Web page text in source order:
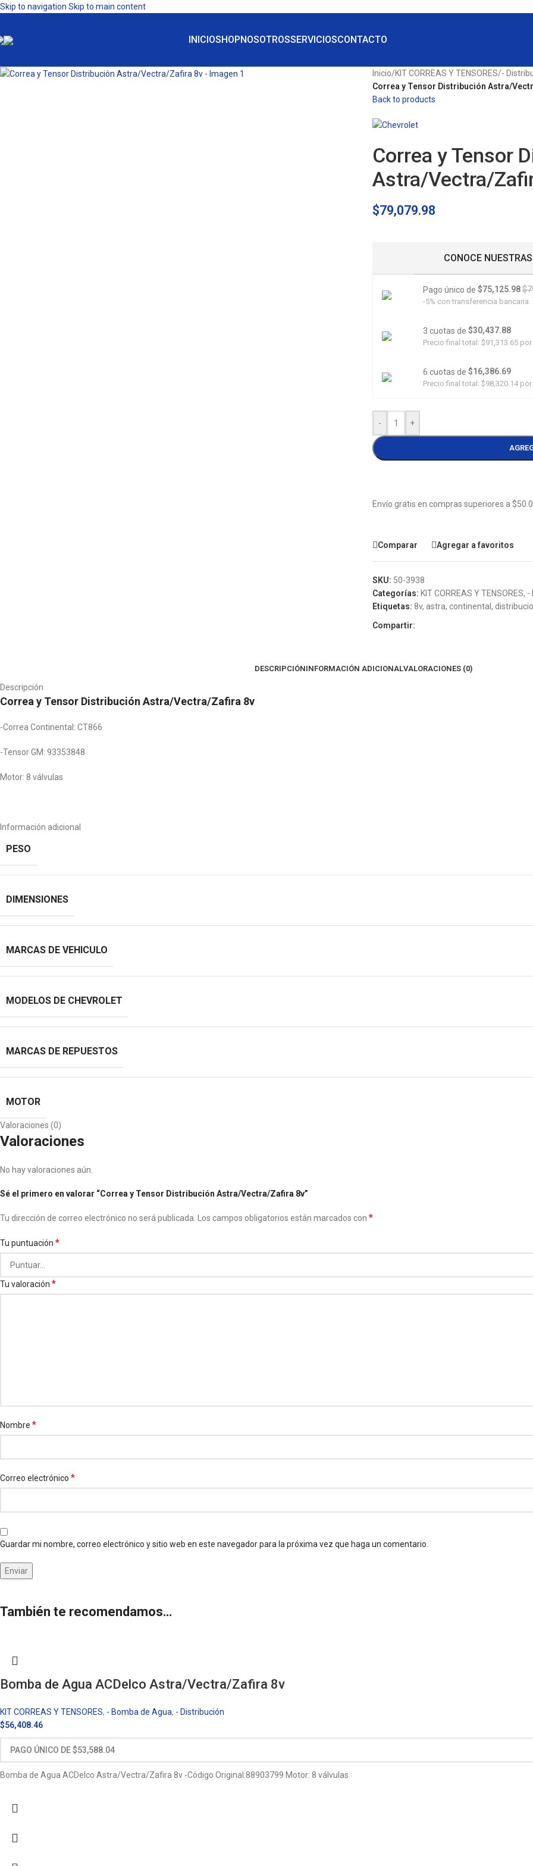
Skip to navigation Skip to main content
INICIOSHOPNOSOTROSSERVICIOSCONTACTO
Inicio/KIT CORREAS Y TENSORES/-
Correa y Tensor Distribución Astra/
Back to products
Correa y Tensor
Astra/Vectra/
$79,079.98
CONOCE
Pago único de $75,125.98
-5% con transferencia bancaria.
3 cuotas de $30,437.88
Precio final total: $91,313.65por
6 cuotas de $16,386.69
Precio final total: $98,320.14por
- +
Envío gratis en compras superiores a
Comparar Agregar a favoritos
SKU: 50-3938
Categorías: KIT CORREAS Y TENSORES, -
Etiquetas: 8v, astra, continental ,
Compartir:
DESCRIPCIÓNINFORMACIÓN ADICIONALVALORACIONES (0)
Descripción
Correa y Tensor Distribución Astra/Vectra/Zafira 8v
-Correa Continental: CT866
-Tensor GM: 93353848
Motor: 8 válvulas
Información adicional
PESO
DIMENSIONES
MARCAS DE VEHICULO
MODELOS DE CHEVROLET
MARCAS DE REPUESTOS
MOTOR
Valoraciones (0)
Valoraciones
No hay valoraciones aún.
Sé el primero en valorar “Correa y Tensor Distribución Astra/Vectra/Zafira 8v”
Tu dirección de correo electrónico no será publicada. Los campos obligatorios están marcados con *
Tu puntuación *
Tu valoración *
Nombre *
Correo electrónico *
Guardar mi nombre, correo electrónico y sitio web en este navegador para la próxima vez que haga un comentario.
También te recomendamos…
Bomba de Agua ACDelco Astra/Vectra/Zafira 8v
KIT CORREAS Y TENSORES, - Bomba de Agua, - Distribución
$56,408.46
Bomba de Agua ACDelco Astra/Vectra/Zafira 8v -Código Original:88903799 Motor: 8 válvulas